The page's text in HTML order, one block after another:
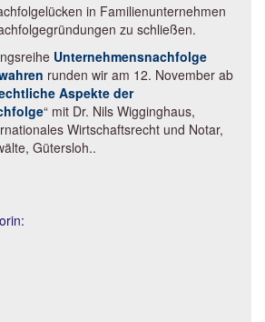
in Familienunternehmen
zu schließen.
Unternehmensnachfolge
runden wir am 12. November ab
Aspekte der
“ mit Dr. Nils Wigginghaus,
Wirtschaftsrecht und Notar,
Gütersloh..